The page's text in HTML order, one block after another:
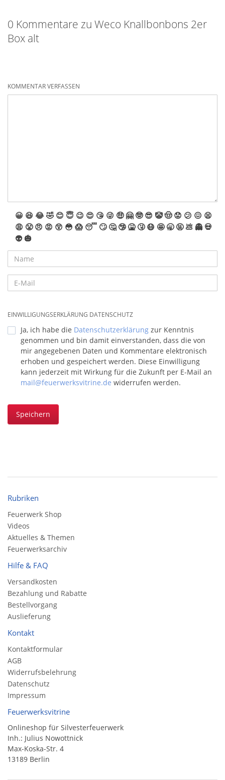
0 Kommentare zu Weco Knallbonbons 2er
Box alt
KOMMENTAR VERFASSEN
😀 😆 😂🤣 😊 😇 😉 😍 😘 😜 🤑 🤗 🤓 😎 🤡🤠 😟 😕 😖 😫
😩 😤 😠 😡 😲 😳 😱 😴 🙄 🤔 🤥 🤮 🤧 😷 🤩 🥱 🤬 💩 👻 💀
👽 🎃
EINWILLIGUNGSERKLÄRUNG DATENSCHUTZ
Ja, ich habe die Datenschutzerklärung zur Kenntnis
genommen und bin damit einverstanden, dass die von
mir angegebenen Daten und Kommentare elektronisch
erhoben und gespeichert werden. Diese Einwilligung
kann jederzeit mit Wirkung für die Zukunft per E-Mail an
mail@feuerwerksvitrine.de widerrufen werden.
Speichern
Rubriken
Feuerwerk Shop
Videos
Aktuelles & Themen
Feuerwerksarchiv
Hilfe & FAQ
Versandkosten
Bezahlung und Rabatte
Bestellvorgang
Auslieferung
Kontakt
Kontaktformular
AGB
Widerrufsbelehrung
Datenschutz
Impressum
Feuerwerksvitrine
Onlineshop für Silvesterfeuerwerk
Inh.: Julius Nowottnick
Max-Koska-Str. 4
13189 Berlin